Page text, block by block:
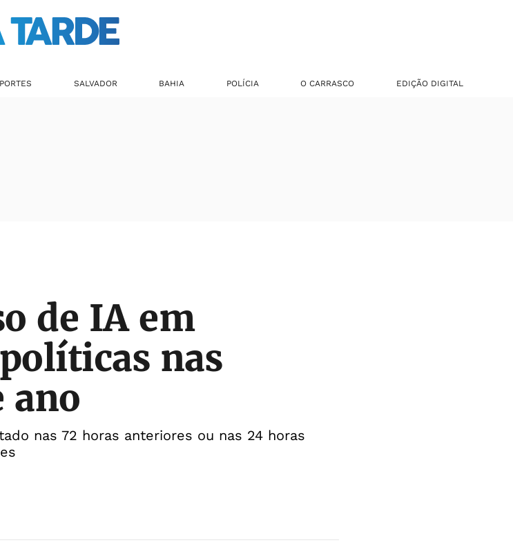
SALVADOR BAHIA POLÍCIA O CARRASCO EDIÇÃO DIGITAL
de IA em
nas
ano
nas 72 horas anteriores ou nas 24 horas